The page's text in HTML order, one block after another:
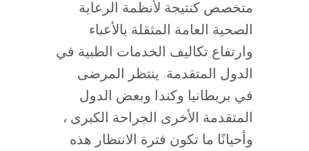
متخصص كنتيجة لأنظمة الرعاية
الصحية العامة المثقلة بالأعباء
وارتفاع تكاليف الخدمات الطبية في
الدول المتقدمة. ينتظر المرضى
في بريطانيا وكندا وبعض الدول
المتقدمة الأخرى الجراحة الكبرى ،
وأحيانًا ما تكون فترة الانتظار هذه